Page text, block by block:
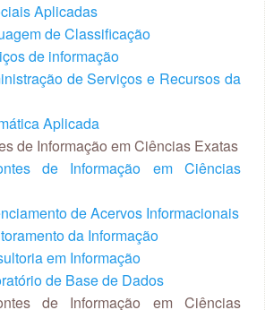
Aplicadas
de Classificação
de informação
de Serviços e Recursos da
Aplicada
de Informação em Ciências Exatas
de Informação em Ciências
de Acervos Informacionais
da Informação
em Informação
de Base de Dados
de Informação em Ciências